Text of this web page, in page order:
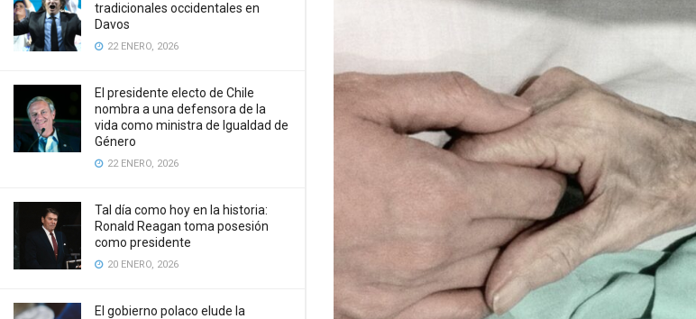
tradicionales occidentales en
Davos
22 ENERO, 2026
El presidente electo de Chile
nombra a una defensora de la
vida como ministra de Igualdad de
Género
22 ENERO, 2026
Tal día como hoy en la historia:
Ronald Reagan toma posesión
como presidente
20 ENERO, 2026
El gobierno polaco elude la